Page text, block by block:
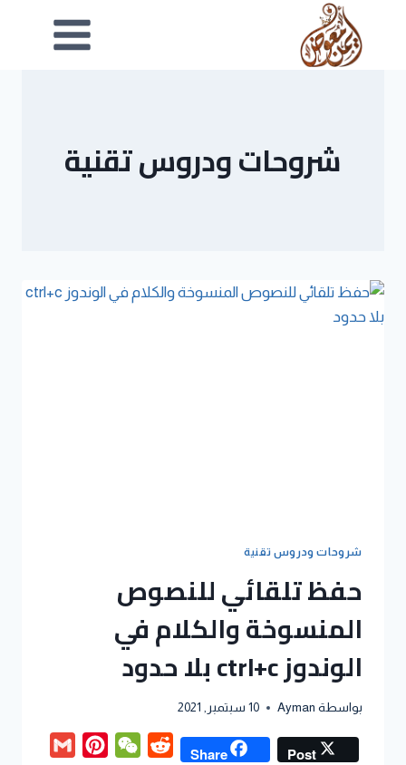
شروحات ودروس تقنية
شروحات ودروس تقنية
حفظ تلقائي للنصوص
المنسوخة والكلام في
الوندوز ctrl+c بلا حدود
بواسطة Ayman 10 سبتمبر, 2021
Post
Share
Reddit
WeChat
Pinterest